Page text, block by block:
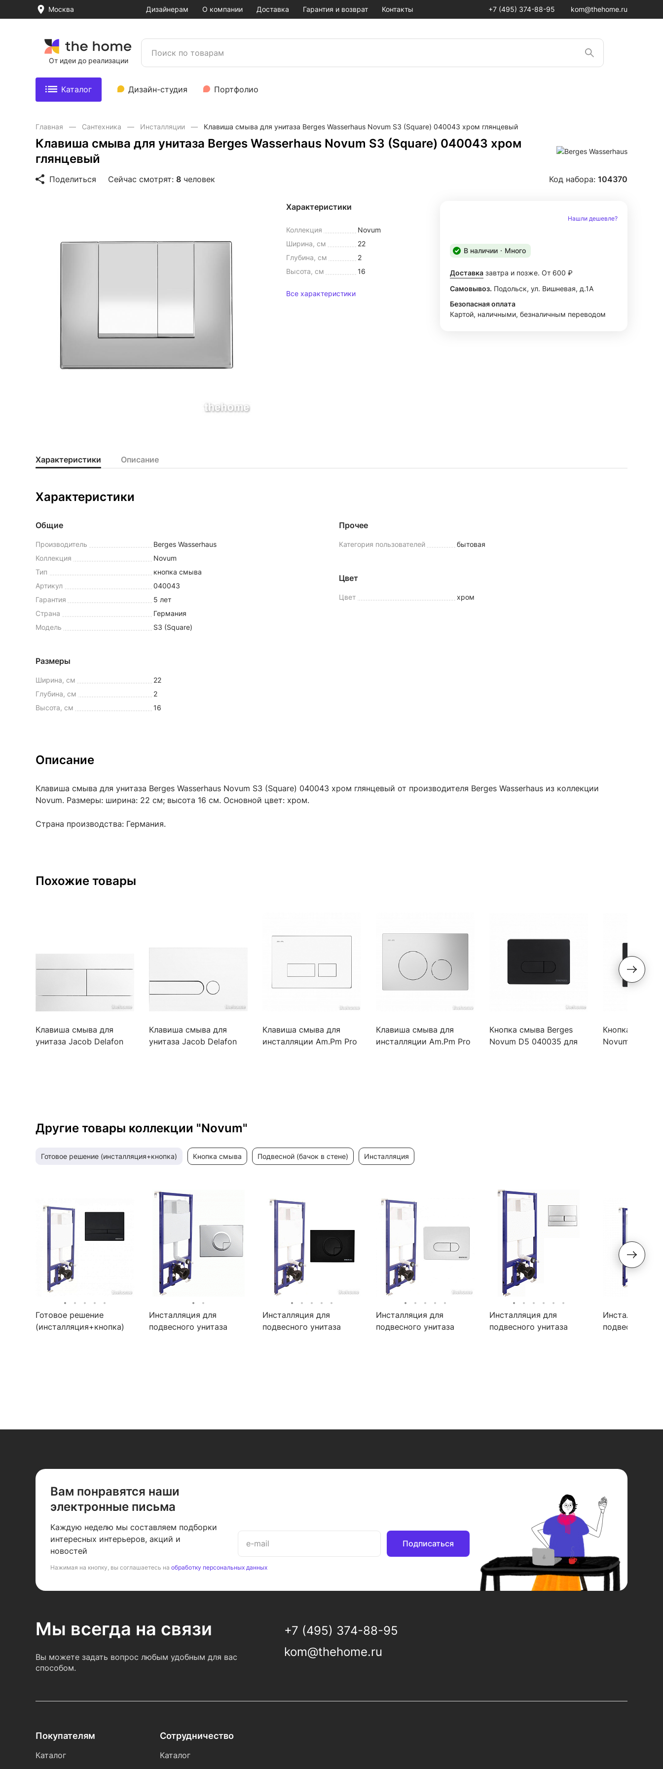
Москва Дизайнерам О компании Доставка Гарантия и возврат Контакты +7 (495) 374-88-95 kom@thehome.ru
От идеи до реализации
Каталог Дизайн-студия Портфолио
Главная Сантехника Инсталляции Клавиша смыва для унитаза Berges Wasserhaus Novum S3 (Square) 040043 хром глянцевый
Клавиша смыва для унитаза Berges Wasserhaus Novum S3 (Square) 040043 хром
глянцевый
Поделиться Сейчас смотрят: 8 человек Код набора: 104370
Характеристики
Коллекция
Novum
Ширина, см
22
Глубина, см
2
Высота, см
16
Все характеристики
Нашли дешевле?
В наличии Много
Доставка завтра и позже. От 600 ₽
Самовывоз. Подольск, ул. Вишневая, д.1А
Безопасная оплата
Картой, наличными, безналичным переводом
Характеристики Описание
Характеристики
Общие
Производитель
Berges Wasserhaus
Коллекция
Novum
Тип
кнопка смыва
Артикул
040043
Гарантия
5 лет
Страна
Германия
Модель
S3 (Square)
Размеры
Ширина, см
22
Глубина, см
2
Высота, см
16
Прочее
Категория пользователей бытовая
Цвет
Цвет хром
Описание
Клавиша смыва для унитаза Berges Wasserhaus Novum S3 (Square) 040043 хром глянцевый от производителя Berges Wasserhaus из коллекции
Novum. Размеры: ширина: 22 см; высота 16 см. Основной цвет: хром.
Страна производства: Германия.
Похожие товары
Клавиша смыва для
унитаза Jacob Delafon
Клавиша смыва для
унитаза Jacob Delafon
Клавиша смыва для
инсталляции Am.Pm Pro
Клавиша смыва для
инсталляции Am.Pm Pro
Кнопка смыва Berges
Novum D5 040035 для
Кнопка смыва
Novum F5
Другие товары коллекции "Novum"
готовое решение (инсталляция+кнопка) кнопка смыва подвесной (бачок в стене) инсталляция
Готовое решение
(инсталляция+кнопка)
Инсталляция для
подвесного унитаза
Инсталляция для
подвесного унитаза
Инсталляция для
подвесного унитаза
Инсталляция для
подвесного унитаза
Инсталляция
подвесного
Вам понравятся наши
электронные письма
Каждую неделю мы составляем подборки
интересных интерьеров, акций и
новостей
Подписаться
Нажимая на кнопку, вы соглашаетесь на обработку персональных данных
Мы всегда на связи
Вы можете задать вопрос любым удобным для вас
способом.
+7 (495) 374-88-95
kom@thehome.ru
Покупателям
Каталог
Сотрудничество
Каталог